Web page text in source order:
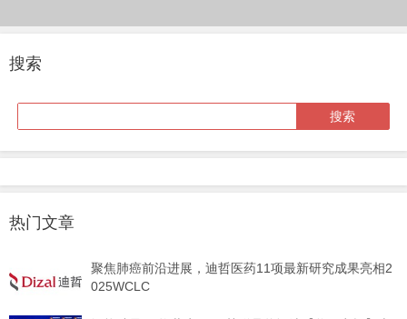
搜索
热门文章
聚焦肺癌前沿进展，迪哲医药11项最新研究成果亮相2
025WCLC